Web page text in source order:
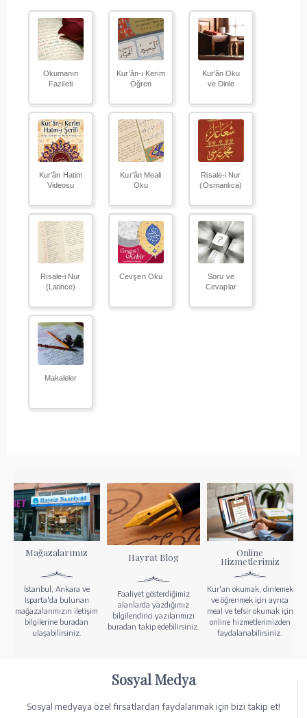
Okumanın
Fazileti
Kur'ân-ı Kerim
Öğren
Kur'ân Oku
ve Dinle
Kur'ân Hatim
Videosu
Kur'ân Meali
Oku
Risale-i Nur
(Osmanlıca)
Risale-i Nur
(Latince)
Cevşen Oku
Soru ve
Cevaplar
Makaleler
Mağazalarımız
İstanbul, Ankara ve
Isparta'da bulunan
mağazalarımızın iletişim
bilgilerine buradan
ulaşabilirsiniz.
Hayrat Blog
Faaliyet gösterdiğimiz
alanlarda yazdığımız
bilgilendirici yazılarımızı
buradan takip edebilirsiniz.
Online
Hizmetlerimiz
Kur'an okumak, dinlemek
ve öğrenmek için ayrıca
meal ve tefsir okumak için
online hizmetlerimizden
faydalanabilirsiniz.
Sosyal Medya
Sosyal medyaya özel fırsatlardan faydalanmak için bizi takip et!